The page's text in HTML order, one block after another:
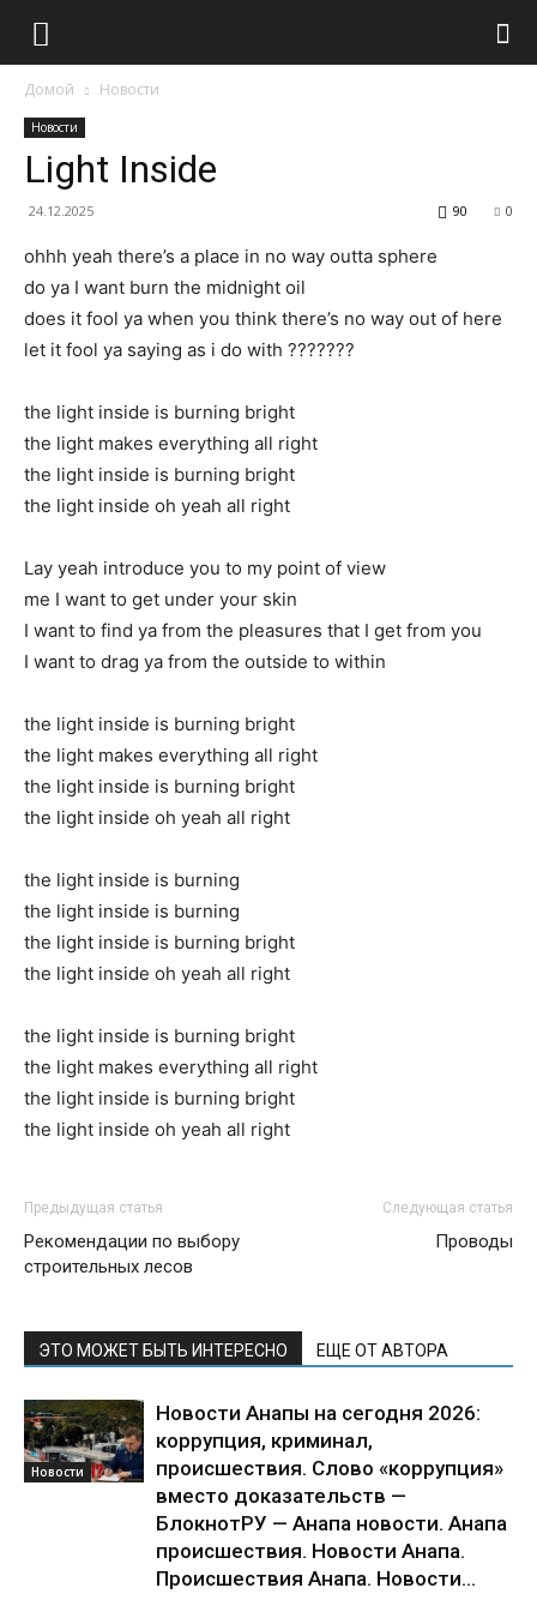
Домой Новости
Новости
Light Inside
24.12.2025 0
90
ohhh yeah there’s a place in no way outta sphere
do ya I want burn the midnight oil
does it fool ya when you think there’s no way out of here
let it fool ya saying as i do with ???????
the light inside is burning bright
the light makes everything all right
the light inside is burning bright
the light inside oh yeah all right
Lay yeah introduce you to my point of view
me I want to get under your skin
I want to find ya from the pleasures that I get from you
I want to drag ya from the outside to within
the light inside is burning bright
the light makes everything all right
the light inside is burning bright
the light inside oh yeah all right
the light inside is burning
the light inside is burning
the light inside is burning bright
the light inside oh yeah all right
the light inside is burning bright
the light makes everything all right
the light inside is burning bright
the light inside oh yeah all right
Предыдущая статья
Рекомендации по выбору
строительных лесов
Следующая статья
Проводы
ЭТО МОЖЕТ БЫТЬ ИНТЕРЕСНО ЕЩЕ ОТ АВТОРА
Новости
Новости Анапы на сегодня 2026:
коррупция, криминал,
происшествия. Слово «коррупция»
вместо доказательств —
БлокнотРУ — Анапа новости. Анапа
происшествия. Новости Анапа.
Происшествия Анапа. Новости...